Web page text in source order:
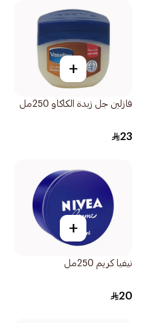
+
فازلين جل زبدة الكاكاو 250مل
23
+
نيفيا كريم 250مل
20